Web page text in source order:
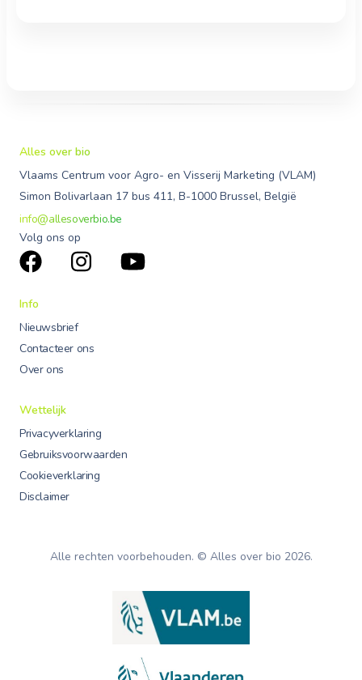
Alles over bio
Vlaams Centrum voor Agro- en Visserij Marketing (VLAM)
Simon Bolivarlaan 17 bus 411, B-1000 Brussel, België
info@allesoverbio.be
Volg ons op
Info
Nieuwsbrief
Contacteer ons
Over ons
Wettelijk
Privacyverklaring
Gebruiksvoorwaarden
Cookieverklaring
Disclaimer
Alle rechten voorbehouden. © Alles over bio 2026.